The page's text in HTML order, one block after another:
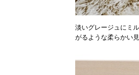
淡いグレージュにミ
がるような柔らかい